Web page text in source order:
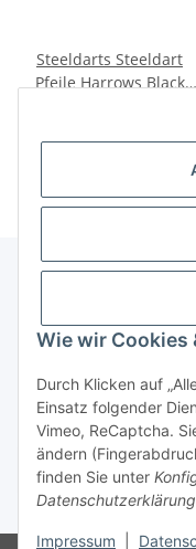
Wie wir Cookies
Durch Klicken auf
Einsatz folgender
Vimeo, ReCaptcha.
ändern
finden Sie unter
Datenschutzerklärung
Impressum
Steeldarts Steeldart
Pfeile Harrows Black
Informationen
Gesetzliche
* Alle Preise inkl.